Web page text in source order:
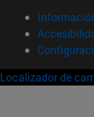
Localizador de